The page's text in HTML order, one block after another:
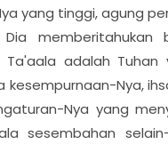
yang tinggi, agung
memberitahukan
Ta'aala adalah Tuhan
kesempurnaan-Nya,
Nya yang
sesembahan